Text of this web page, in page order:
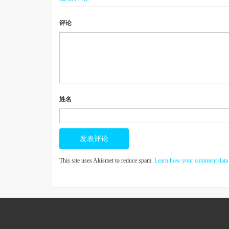
评论
姓名
This site uses Akismet to reduce spam. Learn how your comment